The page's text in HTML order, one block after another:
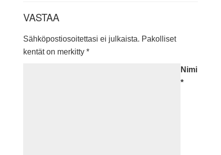
VASTAA
Sähköpostiosoitettasi ei julkaista. Pakolliset
kentät on merkitty *
Nimi
*